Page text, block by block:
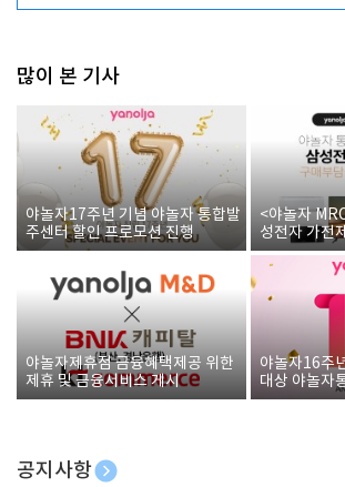
많이 본 기사
야놀자17주년 기념 야놀자 통합발
주센터 할인 프로모션 진행
<야놀자
성전자 가전
야놀자제휴점 금융혜택제공 위한
제휴 및 금융서비스 게시
야놀자16주
대상 야놀자
폰 증정
공지사항
[호텔업] 개인정보 처리방침 개정본1 (19.09.02)